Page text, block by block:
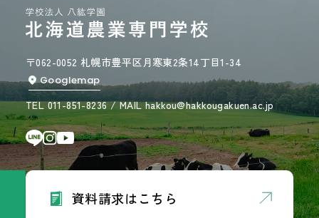
〒062-0052 札幌市豊平区月寒東2条14丁目1-34
Googlemap
TEL 011-851-8236 / MAIL hakkou@hakkougakuen.ac.jp
資料請求はこちら